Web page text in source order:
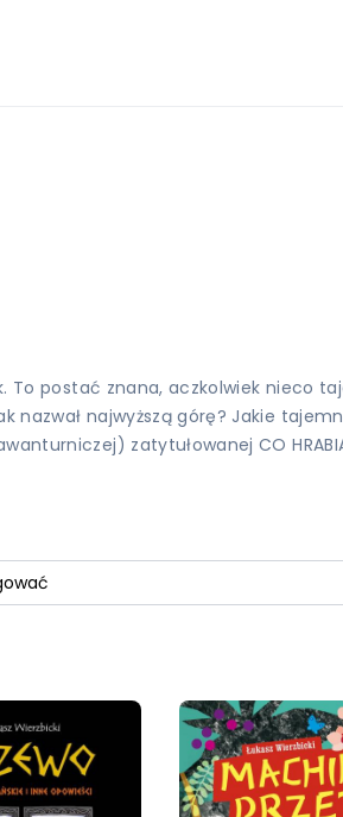
To postać znana, aczkolwiek nieco
nazwał najwyższą górę? Jakie
zatytułowanej CO